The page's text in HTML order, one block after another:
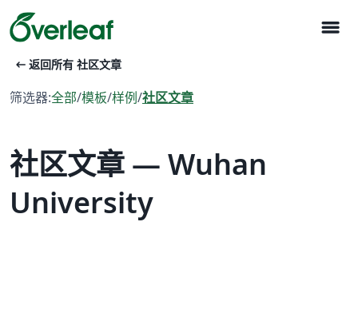
menu
arrow_left_alt 返回所有 社区文章
筛选器:全部/模板/样例/社区文章
社区文章 — Wuhan
University